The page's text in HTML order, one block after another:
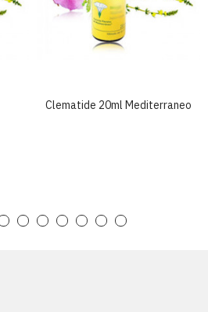
Clematide 20ml Mediterraneo